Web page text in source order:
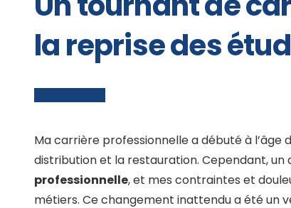
la reprise des
Ma carrière professionnelle a débuté à l’âge
distribution et la restauration. Cependant, un
professionnelle, et mes contraintes et
métiers. Ce changement inattendu a été un